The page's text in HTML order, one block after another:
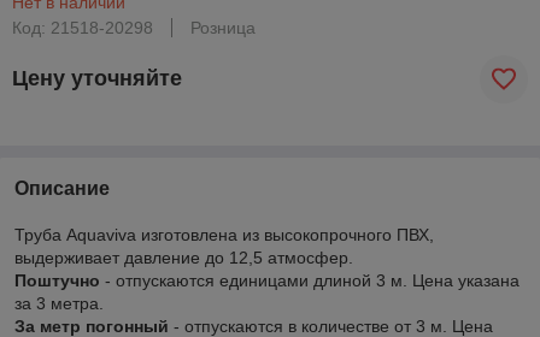
Код: 21518-20298
Розница
Цену уточняйте
Описание
Труба Aquaviva изготовлена из высокопрочного ПВХ,
выдерживает давление до 12,5 атмосфер.
Поштучно - отпускаются единицами длиной 3 м. Цена указана
за 3 метра.
За метр погонный - отпускаются в количестве от 3 м. Цена